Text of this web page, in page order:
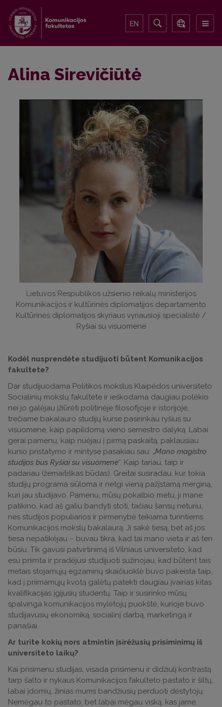
EN
Alina Sirevičiūtė
Lietuvos Respublikos užsienio reikalų ministerijos
Komunikacijos ir kultūrinės diplomatijos departamento
Kultūrinės diplomatijos skyriaus vyriausioji specialistė /
Ryšiai su visuomene
Kodėl nusprendėte studijuoti būtent Komunikacijos
fakultete?
Dar studijuodama Politikos mokslus Klaipėdos universiteto
Socialinių mokslų fakultete ir ieškodama daugiau polėkio
nei jo galėjau įžiūrėti politinėje filosofijoje ir istorijoje,
trečiame bakalauro studijų kurse pasirinkau ryšius su
visuomene, kaip papildomą vieno semestro dalyką. Labai
gerai pamenu, kaip nuėjau į pirmą paskaitą, paklausiau
kurso pristatymo ir mintyse pasakiau sau: „Mano magistro
studijos bus Ryšiai su visuomene“. Kaip tariau, taip ir
padariau (žemaitiškas būdas). Greitai susiradau, kur tokia
studijų programa siūloma ir netgi vieną pažįstamą merginą,
kuri jau studijavo. Pamenu, mūsų pokalbio metu, ji mane
patikino, kad aš galiu bandyti stoti, tačiau šansų neturiu,
nes studijos populiarios ir pirmenybė teikiama turintiems
Komunikacijos mokslų bakalaurą. Ji sakė tiesą, bet aš jos
tiesa nepatikėjau – buvau tikra, kad tai mano vieta ir aš ten
būsiu. Tik gavusi patvirtinimą iš Vilniaus universiteto, kad
esu priimta ir pradėjusi studijuoti sužinojau, kad būtent tais
metais stojamųjų egzaminų skaičiuoklė buvo pakeista taip,
kad į priimamųjų kvotą galėtų patekti daugiau įvairias kitas
kvalifikacijas įgijusių studentų. Taip ir susirinko mūsų
spalvinga komunikacijos mylėtojų puokštė, kurioje buvo
studijavusių ekonomiką, socialinį darbą, marketingą ir
panašiai.
Ar turite kokių nors atmintin įsirėžusių prisiminimų iš
universiteto laikų?
Kai prisimenu studijas, visada prisimenu ir didžiulį kontrastą
tarp šalto ir nykaus Komunikacijos fakulteto pastato ir šiltų,
labai įdomių, žinias mums bandžiusių perduoti dėstytojų.
Nemėgau to pastato, bet labai mėgau viską, kas jame.